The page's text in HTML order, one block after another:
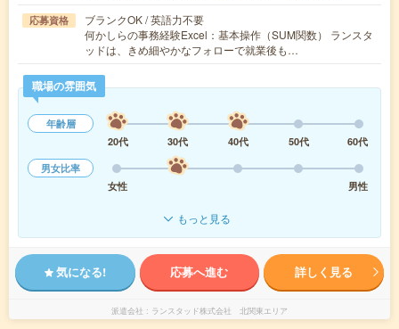
応募資格
ブランクOK / 英語力不要
何かしらの事務経験Excel：基本操作（SUM関数） ランスタ
ッドは、きめ細やかなフォローで就業後も…
職場の雰囲気
年齢層
20代
30代 40代 50代
60代
男女比率
女性
男性
もっと見る
気になる! 応募へ進む 詳しく見る
派遣会社 ランスタッド株式会社 北関東エリア